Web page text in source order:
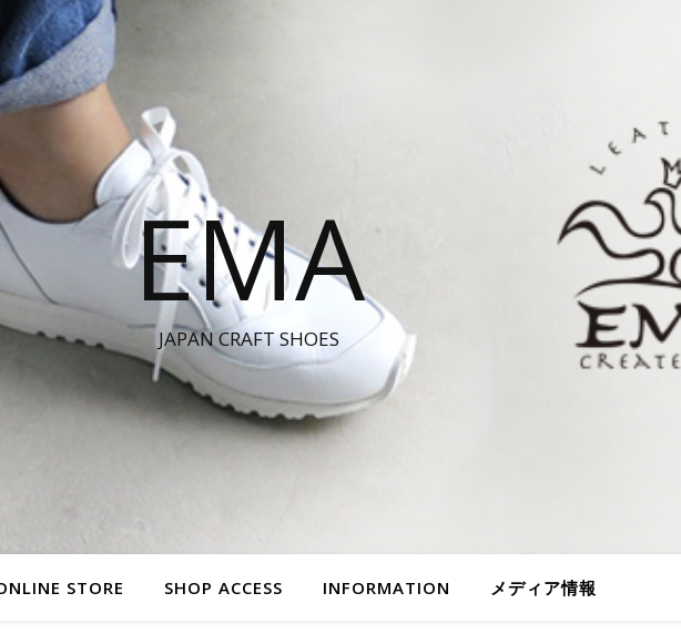
EMA
JAPAN CRAFT SHOES
STORE SHOP ACCESS INFORMATION メディア情報